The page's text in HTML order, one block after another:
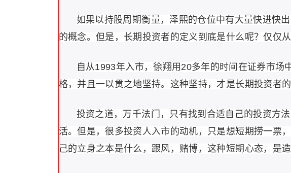
如果以持股周期衡量，泽熙的仓位中有大量快进快
的概念。但是，长期投资者的定义到底是什么呢？仅仅
自从1993年入市，徐翔用20多年的时间在证券市场
格，并且一以贯之地坚持。这种坚持，才是长期投资者的
投资之道，万千法门，只有找到合适自己的投资方
活。但是，很多投资人入市的动机，只是想短期捞一票
己的立身之本是什么，跟风，赌博，这种短期心态，是